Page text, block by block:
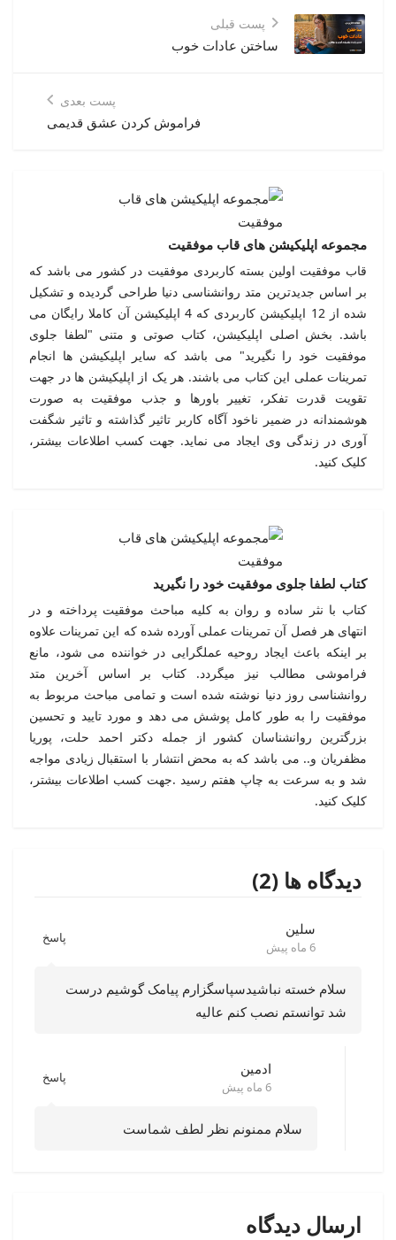
پست قبلی
ساختن عادات خوب
پست بعدی
فراموش کردن عشق قدیمی
مجموعه اپلیکیشن های قاب موفقیت
قاب موفقیت اولین بسته کاربردی موفقیت در کشور می باشد که
بر اساس جدیدترین متد روانشناسی دنیا طراحی گردیده و تشکیل
شده از 12 اپلیکیشن کاربردی که 4 اپلیکیشن آن کاملا رایگان می
باشد. بخش اصلی اپلیکیشن، کتاب صوتی و متنی "لطفا جلوی
موفقیت خود را نگیرید" می باشد که سایر اپلیکیشن ها انجام
تمرینات عملی این کتاب می باشند. هر یک از اپلیکیشن ها در جهت
تقویت قدرت تفکر، تغییر باورها و جذب موفقیت به صورت
هوشمندانه در ضمیر ناخود آگاه کاربر تاثیر گذاشته و تاثیر شگفت
آوری در زندگی وی ایجاد می نماید. جهت کسب اطلاعات بیشتر،
کلیک کنید.
کتاب لطفا جلوی موفقیت خود را نگیرید
کتاب با نثر ساده و روان به کلیه مباحث موفقیت پرداخته و در
انتهای هر فصل آن تمرینات عملی آورده شده که این تمرینات علاوه
بر اینکه باعث ایجاد روحیه عملگرایی در خواننده می شود، مانع
فراموشی مطالب نیز میگردد. کتاب بر اساس آخرین متد
روانشناسی روز دنیا نوشته شده است و تمامی مباحث مربوط به
موفقیت را به طور کامل پوشش می دهد و مورد تایید و تحسین
بزرگترین روانشناسان کشور از جمله دکتر احمد حلت، پوریا
مظفریان و.. می باشد که به محض انتشار با استقبال زیادی مواجه
شد و به سرعت به چاپ هفتم رسید .جهت کسب اطلاعات بیشتر،
کلیک کنید.
دیدگاه ها (2)
سلین
پاسخ
سلام خسته نباشیدسپاسگزارم پیامک گوشیم درست
شد توانستم نصب کنم عالیه
ادمین
پاسخ
سلام ممنونم نظر لطف شماست
ارسال دیدگاه